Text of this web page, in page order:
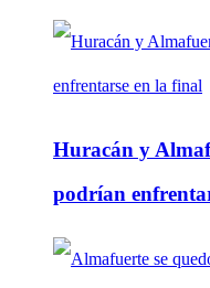
Huracán y
podrían